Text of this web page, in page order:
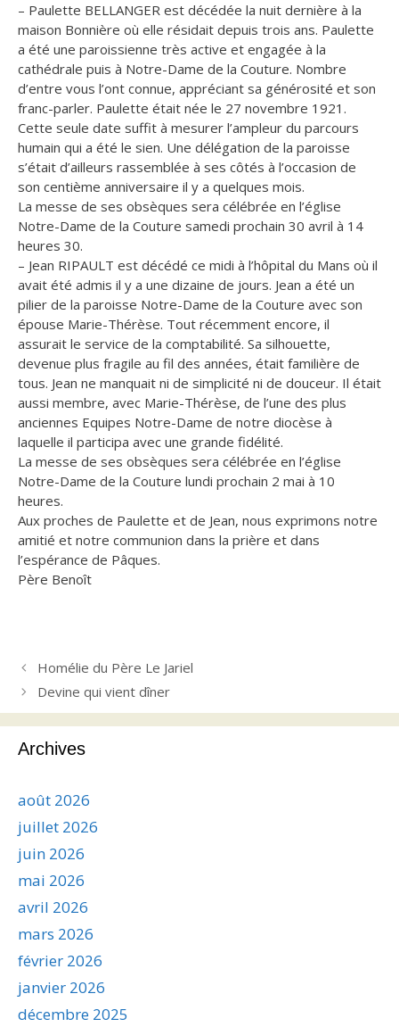
– Paulette BELLANGER est décédée la nuit dernière à la
maison Bonnière où elle résidait depuis trois ans. Paulette
a été une paroissienne très active et engagée à la
cathédrale puis à Notre-Dame de la Couture. Nombre
d’entre vous l’ont connue, appréciant sa générosité et son
franc-parler. Paulette était née le 27 novembre 1921.
Cette seule date suffit à mesurer l’ampleur du parcours
humain qui a été le sien. Une délégation de la paroisse
s’était d’ailleurs rassemblée à ses côtés à l’occasion de
son centième anniversaire il y a quelques mois.
La messe de ses obsèques sera célébrée en l’église
Notre-Dame de la Couture samedi prochain 30 avril à 14
heures 30.
– Jean RIPAULT est décédé ce midi à l’hôpital du Mans où il
avait été admis il y a une dizaine de jours. Jean a été un
pilier de la paroisse Notre-Dame de la Couture avec son
épouse Marie-Thérèse. Tout récemment encore, il
assurait le service de la comptabilité. Sa silhouette,
devenue plus fragile au fil des années, était familière de
tous. Jean ne manquait ni de simplicité ni de douceur. Il était
aussi membre, avec Marie-Thérèse, de l’une des plus
anciennes Equipes Notre-Dame de notre diocèse à
laquelle il participa avec une grande fidélité.
La messe de ses obsèques sera célébrée en l’église
Notre-Dame de la Couture lundi prochain 2 mai à 10
heures.
Aux proches de Paulette et de Jean, nous exprimons notre
amitié et notre communion dans la prière et dans
l’espérance de Pâques.
Père Benoît
Homélie du Père Le Jariel
Devine qui vient dîner
Archives
août 2026
juillet 2026
juin 2026
mai 2026
avril 2026
mars 2026
février 2026
janvier 2026
décembre 2025